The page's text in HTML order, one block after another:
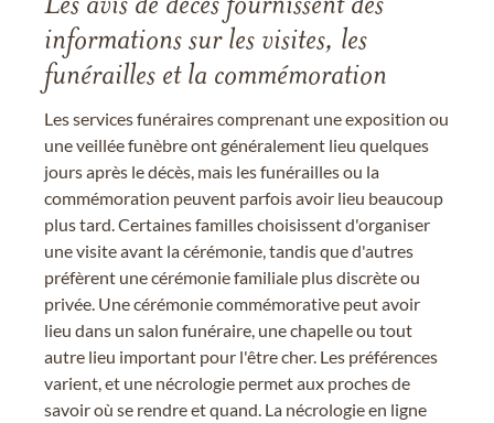
Les avis de décès fournissent des
informations sur les visites, les
funérailles et la commémoration
Les services funéraires comprenant une exposition ou
une veillée funèbre ont généralement lieu quelques
jours après le décès, mais les funérailles ou la
commémoration peuvent parfois avoir lieu beaucoup
plus tard. Certaines familles choisissent d'organiser
une visite avant la cérémonie, tandis que d'autres
préfèrent une cérémonie familiale plus discrète ou
privée. Une cérémonie commémorative peut avoir
lieu dans un salon funéraire, une chapelle ou tout
autre lieu important pour l'être cher. Les préférences
varient, et une nécrologie permet aux proches de
savoir où se rendre et quand. La nécrologie en ligne